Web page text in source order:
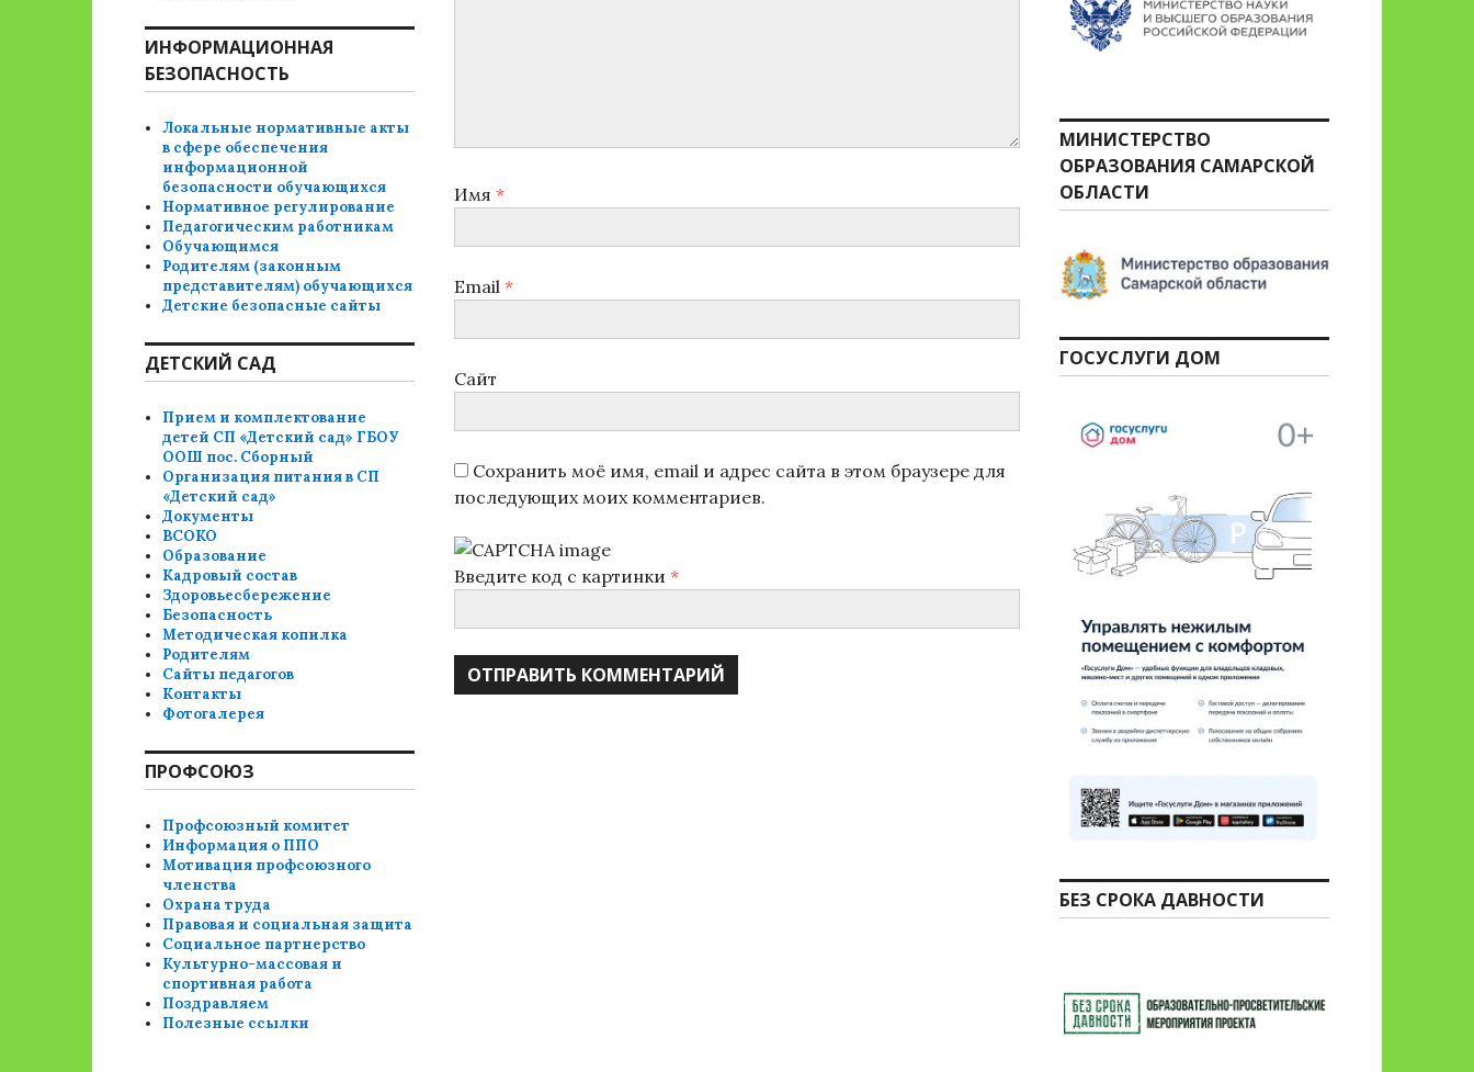
Имя *
Email *
Сайт
Сохранить моё имя, email и адрес сайта в этом браузере для
последующих моих комментариев.
Введите код с картинки *
ИНФОРМАЦИОННАЯ
БЕЗОПАСНОСТЬ
Локальные нормативные акты
в сфере обеспечения
информационной
безопасности обучающихся
Нормативное регулирование
Педагогическим работникам
Обучающимся
Родителям (законным
представителям) обучающихся
Детские безопасные сайты
ДЕТСКИЙ САД
Прием и комплектование
детей СП «Детский сад» ГБОУ
ООШ пос. Сборный
Организация питания в СП
«Детский сад»
Документы
ВСОКО
Образование
Кадровый состав
Здоровьесбережение
Безопасность
Методическая копилка
Родителям
Сайты педагогов
Контакты
Фотогалерея
ПРОФСОЮЗ
Профсоюзный комитет
Информация о ППО
Мотивация профсоюзного
членства
Охрана труда
Правовая и социальная защита
Социальное партнерство
Культурно-массовая и
спортивная работа
Поздравляем
Полезные ссылки
МИНИСТЕРСТВО
ОБРАЗОВАНИЯ САМАРСКОЙ
ОБЛАСТИ
ГОСУСЛУГИ ДОМ
БЕЗ СРОКА ДАВНОСТИ